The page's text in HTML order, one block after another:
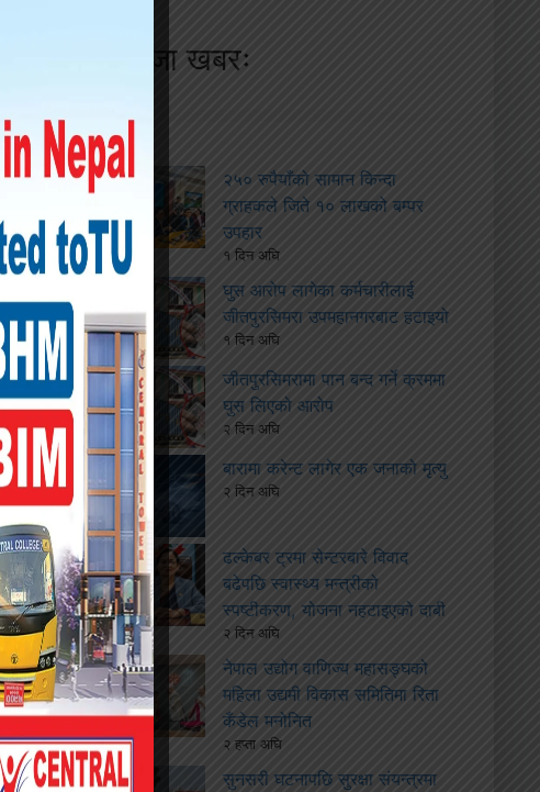
ताजा खबरः
२५० रुपैयाँको सामान किन्दा
ग्राहकले जिते १० लाखको बम्पर
उपहार
१ दिन अघि
घुस आरोप लागेका कर्मचारीलाई
जीतपुरसिमरा उपमहानगरबाट हटाइयो
१ दिन अघि
जीतपुरसिमरामा पान बन्द गर्ने क्रममा
घुस लिएको आरोप
२ दिन अघि
बारामा करेन्ट लागेर एक जनाको मृत्यु
२ दिन अघि
ढल्केबर ट्रमा सेन्टरबारे विवाद
बढेपछि स्वास्थ्य मन्त्रीको
स्पष्टीकरण, योजना नहटाइएको दाबी
२ दिन अघि
नेपाल उद्योग वाणिज्य महासङ्घको
महिला उद्यमी विकास समितिमा रिता
कँडेल मनोनित
२ हप्ता अघि
सुनसरी घटनापछि सुरक्षा संयन्त्रमा